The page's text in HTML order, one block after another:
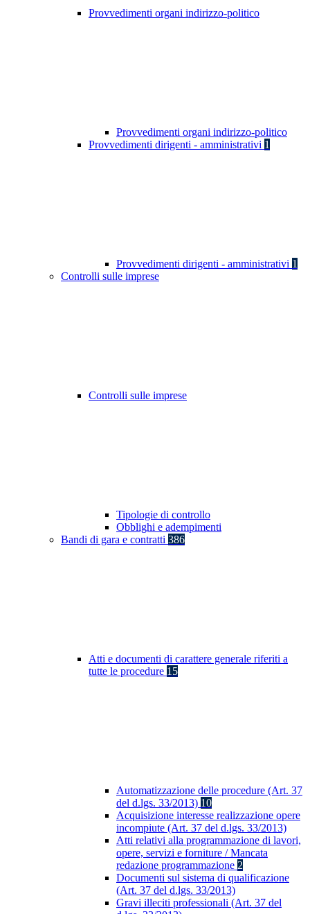
Provvedimenti organi indirizzo-politico
Provvedimenti organi indirizzo-politico
Provvedimenti dirigenti - amministrativi 1
Provvedimenti dirigenti - amministrativi 1
Controlli sulle imprese
Controlli sulle imprese
Tipologie di controllo
Obblighi e adempimenti
Bandi di gara e contratti 386
Atti e documenti di carattere generale riferiti a
tutte le procedure 15
Automatizzazione delle procedure (Art. 37
del d.lgs. 33/2013) 10
Acquisizione interesse realizzazione opere
incompiute (Art. 37 del d.lgs. 33/2013)
Atti relativi alla programmazione di lavori,
opere, servizi e forniture / Mancata
redazione programmazione 2
Documenti sul sistema di qualificazione
(Art. 37 del d.lgs. 33/2013)
Gravi illeciti professionali (Art. 37 del